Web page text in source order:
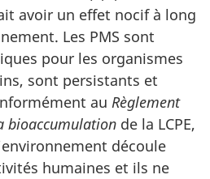
avoir un effet nocif à long
Les PMS sont
pour les organismes
sont persistants et
au Règlement
bioaccumulation de la LCPE,
découle
humaines et ils ne